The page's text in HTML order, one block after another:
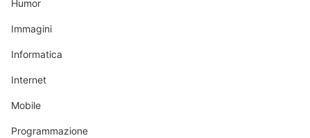
Humor
Immagini
Informatica
Internet
Mobile
Programmazione